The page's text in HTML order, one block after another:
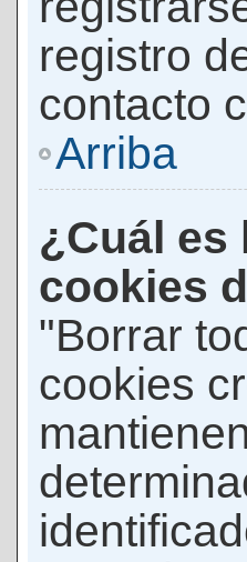
registro
contacto
Arriba
¿Cuál
cookies
"Borrar
cookies